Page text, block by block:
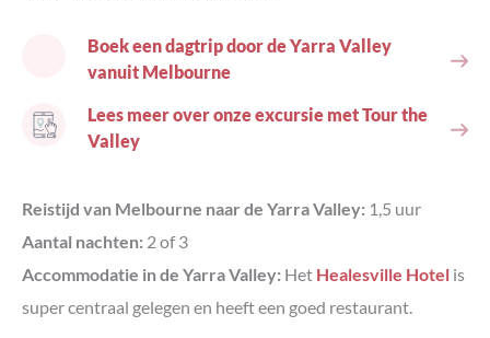
Boek een dagtrip door de Yarra Valley
vanuit Melbourne
Lees meer over onze excursie met Tour the
Valley
Reistijd van Melbourne naar de Yarra Valley: 1,5 uur
Aantal nachten: 2 of 3
Accommodatie in de Yarra Valley: Het Healesville Hotel is
super centraal gelegen en heeft een goed restaurant.